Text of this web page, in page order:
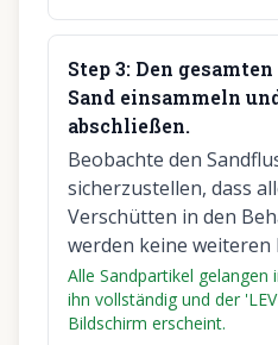
Step3: Den
Sand einsammeln
abschließen.
Beobachte den
sicherzustellen, dass
Verschütten in den
werden keine weiteren
Alle Sandpartikel gelangen
ihn vollständig und der
Bildschirm erscheint.